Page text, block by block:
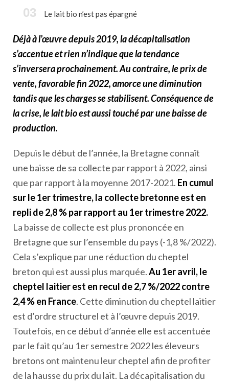
Le lait bio n’est pas épargné
Déjà à l’œuvre depuis 2019, la décapitalisation
s’accentue et rien n’indique que la tendance
s’inversera prochainement. Au contraire, le prix de
vente, favorable fin 2022, amorce une diminution
tandis que les charges se stabilisent. Conséquence de
la crise, le lait bio est aussi touché par une baisse de
production.
Depuis le début de l’année, la Bretagne connaît
une baisse de sa collecte par rapport à 2022, ainsi
que par rapport à la moyenne 2017-2021. En cumul
sur le 1ertrimestre, la collecte bretonne est en
repli de 2,8 % par rapport au 1ertrimestre 2022.
La baisse de collecte est plus prononcée en
Bretagne que sur l’ensemble du pays (-1,8 %/2022).
Cela s’explique par une réduction du cheptel
breton qui est aussi plus marquée.Au 1eravril, le
cheptel laitier est en recul de 2,7 %/2022 contre
2,4 % en France. Cette diminution du cheptel laitier
est d’ordre structurel et à l’œuvre depuis 2019.
Toutefois, en ce début d’année elle est accentuée
par le fait qu’au 1ersemestre 2022 les éleveurs
bretons ont maintenu leur cheptel afin de profiter
de la hausse du prix du lait. La décapitalisation du